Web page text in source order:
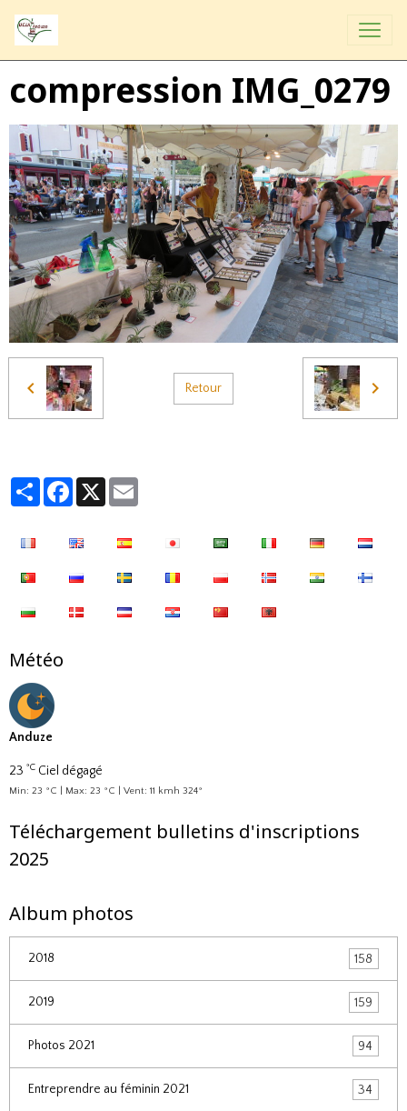
compression IMG_0279
Retour
PartagerFacebook
X
Météo
Anduze
23 °C Ciel dégagé
Min: 23 °C | Max: 23 °C | Vent: 11 kmh 324°
Téléchargement bulletins d'inscriptions
2025
Album photos
2018 158
2019 159
Photos 2021 94
Entreprendre au féminin 2021 34